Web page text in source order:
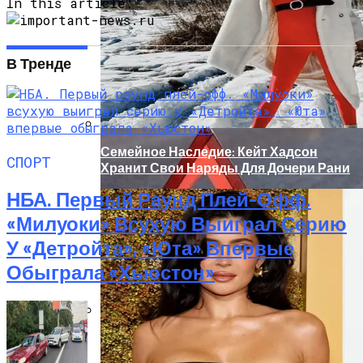
Изнасилования: Мать Отрицает
Насилие
«Морковное» ДТП На Трассе Одесса-
Николаев: Столкнулись Два Грузовика
Семейное Наследие: Кейт Хадсон
Хранит Свои Наряды Для Дочери Рани
В Тренде
СПОРТ
НБА. Первый Раунд Плей-Офф.
«Милуоки» Всухую Выиграл Серию
У «Детройта», «Юта» Впервые
Обыграла «Хьюстон»